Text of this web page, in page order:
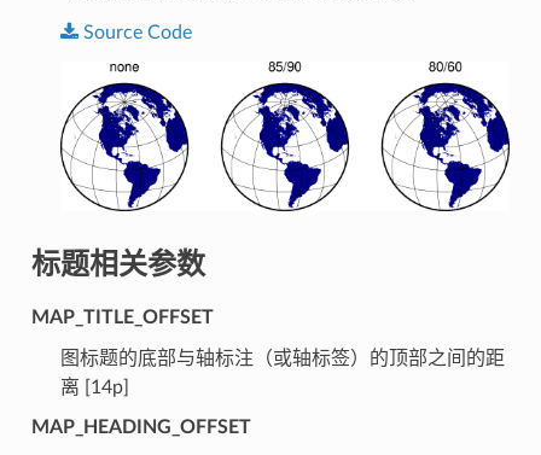
Source Code
标题相关参数
MAP_TITLE_OFFSET
图标题的底部与轴标注（或轴标签）的顶部之间的距
离 [14p]
MAP_HEADING_OFFSET